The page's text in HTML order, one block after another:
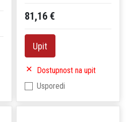
81,16 €
Upit
Dostupnost na upit
Usporedi